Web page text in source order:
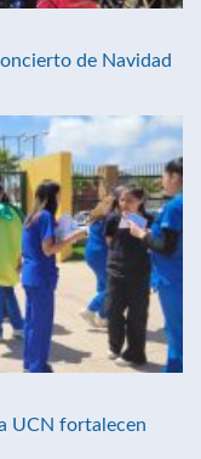
de Navidad
UCN fortalecen